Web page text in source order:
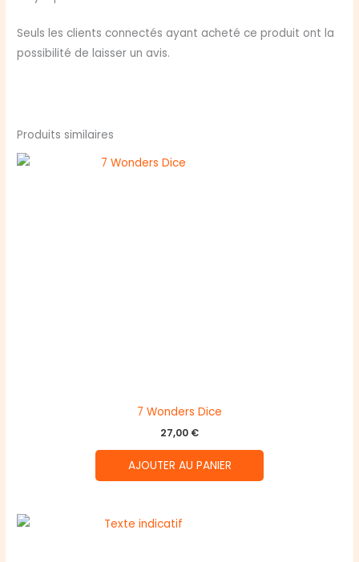
du
Kraken
Seuls les clients connectés ayant acheté ce produit ont la
possibilité de laisser un avis.
Produits similaires
7 Wonders Dice
27,00 €
AJOUTER AU PANIER